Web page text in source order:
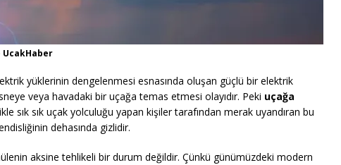
UcakHaber
yüklerinin dengelenmesi esnasında oluşan güçlü bir elektrik
veya havadaki bir uçağa temas etmesi olayıdır. Peki uçağa
sık sık uçak yolculuğu yapan kişiler tarafından merak uyandıran bu
dehasında gizlidir.
aksine tehlikeli bir durum değildir. Çünkü günümüzdeki modern